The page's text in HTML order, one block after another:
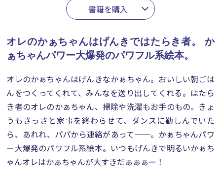
書籍を購入
オレのかぁちゃんはげんきではたらき者。
か
ぁちゃんパワー大爆発のパワフル系絵本。
オレのかぁちゃんはげんきなかぁちゃん。おいしい朝ごは
んをつくってくれて、みんなを送り出してくれる。はたら
き者のオレのかぁちゃん、掃除や洗濯もお手のもの。きょ
うもさっさと家事を終わらせて、ダンスに勤しんでいた
ら、あれれ、パパから連絡があって──。かぁちゃんパワ
ー大爆発のパワフル系絵本。いつもげんきで明るいかぁち
ゃんオレはかぁちゃんが大すきだぁぁぁー！